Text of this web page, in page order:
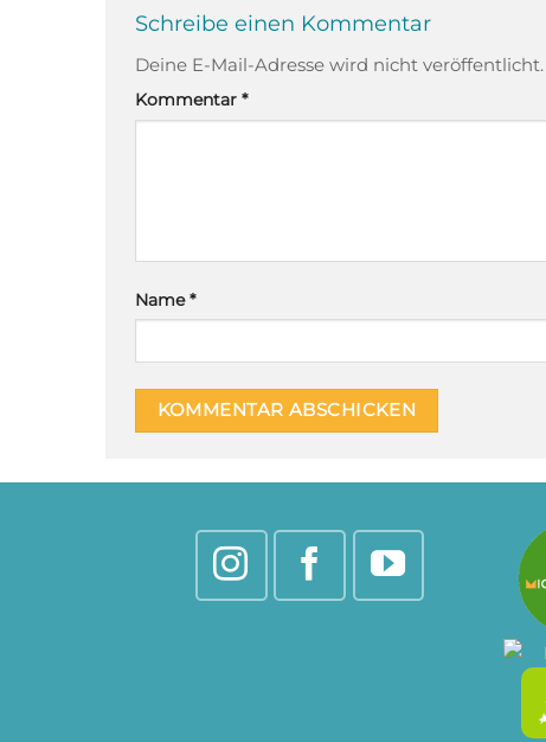
Schreibe einen Kommentar
Deine E-Mail-Adresse wird nicht veröffentlicht.
Kommentar *
Name*